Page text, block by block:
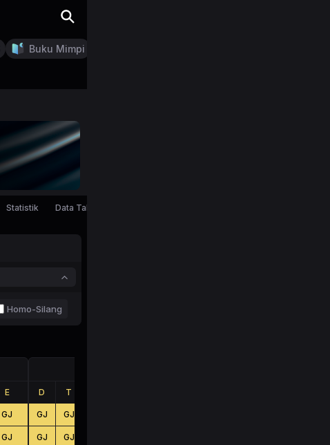
Buku Mimpi
Statistik Data Tahunan
Homo-Silang
E
GJ
GJ
D T
GJ GJ
GJ GJ